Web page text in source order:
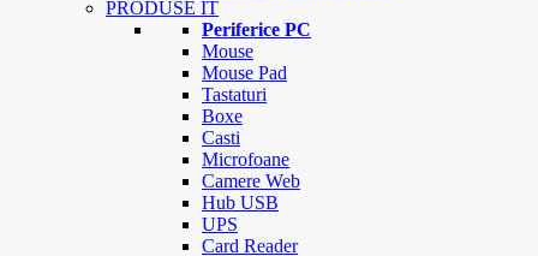
PRODUSE IT
Periferice PC
Mouse
Mouse Pad
Tastaturi
Boxe
Casti
Microfoane
Camere Web
Hub USB
UPS
Card Reader